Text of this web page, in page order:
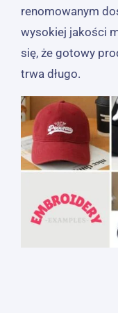
renomowanym
wysokiej jakości
się, że gotowy
trwa długo.